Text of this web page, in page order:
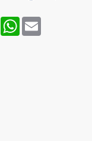
PinterestWhatsApp